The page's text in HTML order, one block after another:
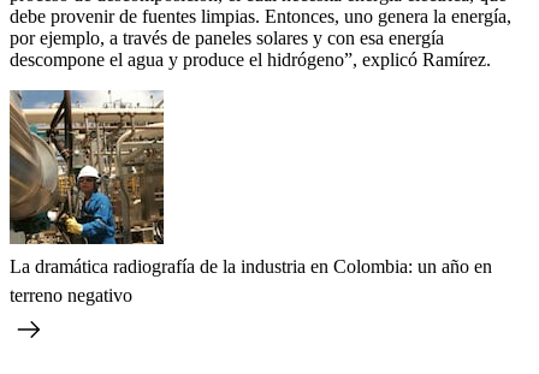
debe provenir de fuentes limpias. Entonces, uno genera la energía,
por ejemplo, a través de paneles solares y con esa energía
descompone el agua y produce el hidrógeno”, explicó Ramírez.
La dramática radiografía de la industria en Colombia: un año en
terreno negativo